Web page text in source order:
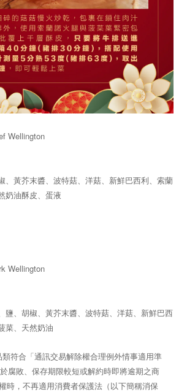
Wellington
、黃芥末醬、波特菇、洋菇、新鮮巴西利、索蘭
奶油酥皮、蛋液
Wellington
鹽、胡椒、黃芥末醬、波特菇、洋菇、新鮮巴西
菜、天然奶油
類符合「通訊交易解除權合理例外情事適用準
腐敗、保存期限較短或解約時即將逾期之商
時，不再適用消費者保護法（以下簡稱消保